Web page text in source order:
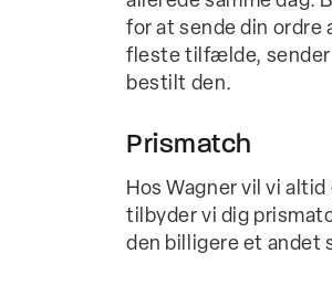
for at sende din ordre
fleste tilfælde, sender
bestilt den.
Prismatch
Hos Wagner vil vi
tilbyder vi dig
den billigere et andet